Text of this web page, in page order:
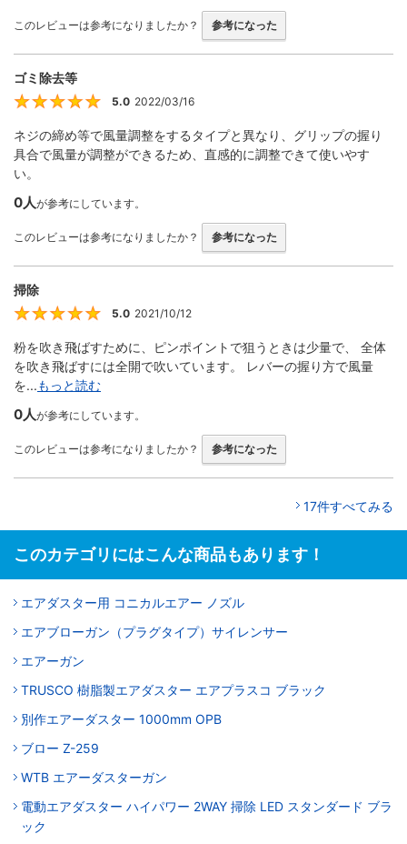
このレビューは参考になりましたか？ 参考になった
ゴミ除去等
5
5.0 2022/03/16
ネジの締め等で風量調整をするタイプと異なり、グリップの握り
具合で風量が調整ができるため、直感的に調整できて使いやす
い。
0人が参考にしています。
このレビューは参考になりましたか？ 参考になった
掃除
5.0 2021/10/12
粉を吹き飛ばすために、ピンポイントで狙うときは少量で、 全体
を吹き飛ばすには全開で吹いています。 レバーの握り方で風量
を...もっと読む
0人が参考にしています。
このレビューは参考になりましたか？ 参考になった
17件すべてみる
このカテゴリにはこんな商品もあります！
エアダスター用 コニカルエアー ノズル
エアブローガン（プラグタイプ）サイレンサー
エアーガン
TRUSCO 樹脂製エアダスター エアプラスコ ブラック
別作エアーダスター 1000mm OPB
ブロー Z-259
WTB エアーダスターガン
電動エアダスター ハイパワー 2WAY 掃除 LED スタンダード ブラ
ック